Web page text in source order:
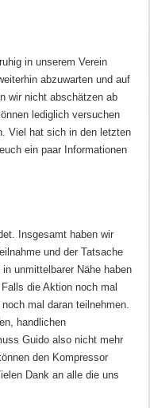
in unserem Verein
abzuwarten und auf
wir nicht abschätzen ab
lediglich versuchen
Viel hat sich in den letzten
ein paar Informationen
Insgesamt haben wir
und der Tatsache
unmittelbarer Nähe haben
die Aktion noch mal
mal daran teilnehmen.
handlichen
Guido also nicht mehr
den Kompressor
Dank an alle die uns